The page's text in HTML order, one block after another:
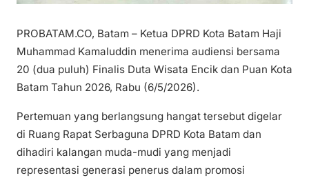
PROBATAM.CO, Batam – Ketua DPRD Kota Batam Haji
Muhammad Kamaluddin menerima audiensi bersama
20 (dua puluh) Finalis Duta Wisata Encik dan Puan Kota
Batam Tahun 2026, Rabu (6/5/2026).
Pertemuan yang berlangsung hangat tersebut digelar
di Ruang Rapat Serbaguna DPRD Kota Batam dan
dihadiri kalangan muda-mudi yang menjadi
representasi generasi penerus dalam promosi